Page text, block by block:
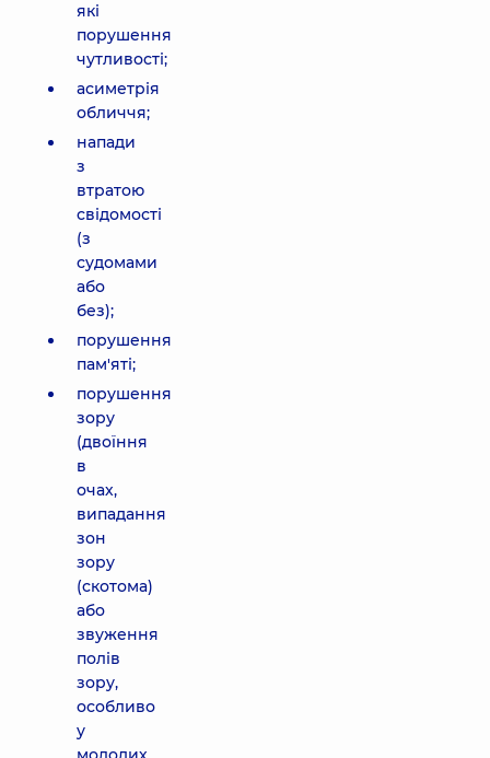
які
порушення
чутливості;
асиметрія
обличчя;
напади
з
втратою
свідомості
(з
судомами
або
без);
порушення
пам'яті;
порушення
зору
(двоїння
в
очах,
випадання
зон
зору
(скотома)
або
звуження
полів
зору,
особливо
у